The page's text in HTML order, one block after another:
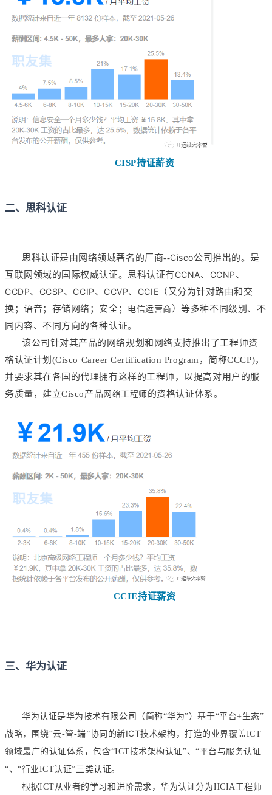
CISP持证薪资
二、 思科认证
思科认证是由网络领域著名的厂商--Cisco公司推出的。是
互联网领域的国际权威认证。思科认证有CCNA、 CCNP、
CCDP、 CCSP、 CCIP、 CCVP、 CCIE （又分为针对路由和交
换；语音；存储网络；安全； 电信运营商）等多种不同级别、不
同内容、不同方向的各种认证。
该公司针对其产品的网络规划和网络支持推出了工程师资
格认证计划(Cisco Career Certification Program，简称CCCP)，
并要求其在各国的代理拥有这样的工程师，以提高对用户的服
务质量，建立Cisco产品网络工程师的资格认证体系。
CCIE持证薪资
三、华为认证
华为认证是华为技术有限公司 （简称“华为”）基于“平台+生态”
战略，围绕“云-管-端”协同的新ICT技术架构，打造的业界覆盖ICT
领域最广的认证体系，包含“ICT技术架构认证”、“平台与服务认证
“、“行业ICT认证”三类认证。
根据ICT从业者的学习和进阶需求，华为认证分为HCIA 工程师